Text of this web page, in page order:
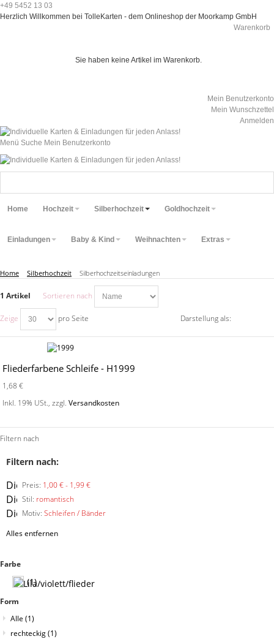
+49 5452 13 03
Herzlich Willkommen bei TolleKarten - dem Onlineshop der Moorkamp GmbH
Warenkorb
Sie haben keine Artikel im Warenkorb.
Mein Benutzerkonto
Mein Wunschzettel
Anmelden
Menü Suche Mein Benutzerkonto
Home Hochzeit Silberhochzeit Goldhochzeit
Einladungen Baby & Kind Weihnachten Extras
Home Silberhochzeit Silberhochzeitseinladungen
1 Artikel Sortieren nach
Zeige pro Seite Darstellung als:
Fliederfarbene Schleife - H1999
1,68 €
Inkl. 19% USt.,zzgl.Versandkosten
Filtern nach
Filtern nach:
Preis: 1,00 € - 1,99 €
Diesen
Artikel
entfernen
Stil: romantisch
Diesen
Artikel
entfernen
Motiv: Schleifen / Bänder
Diesen
entfernen
Alles entfernen
Farbe
(1)
Form
Alle (1)
rechteckig(1)